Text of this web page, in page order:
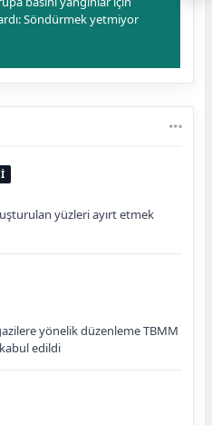
Söndürmek yetmiyor
yüzleri ayırt etmek
yönelik düzenleme TBMM
edildi